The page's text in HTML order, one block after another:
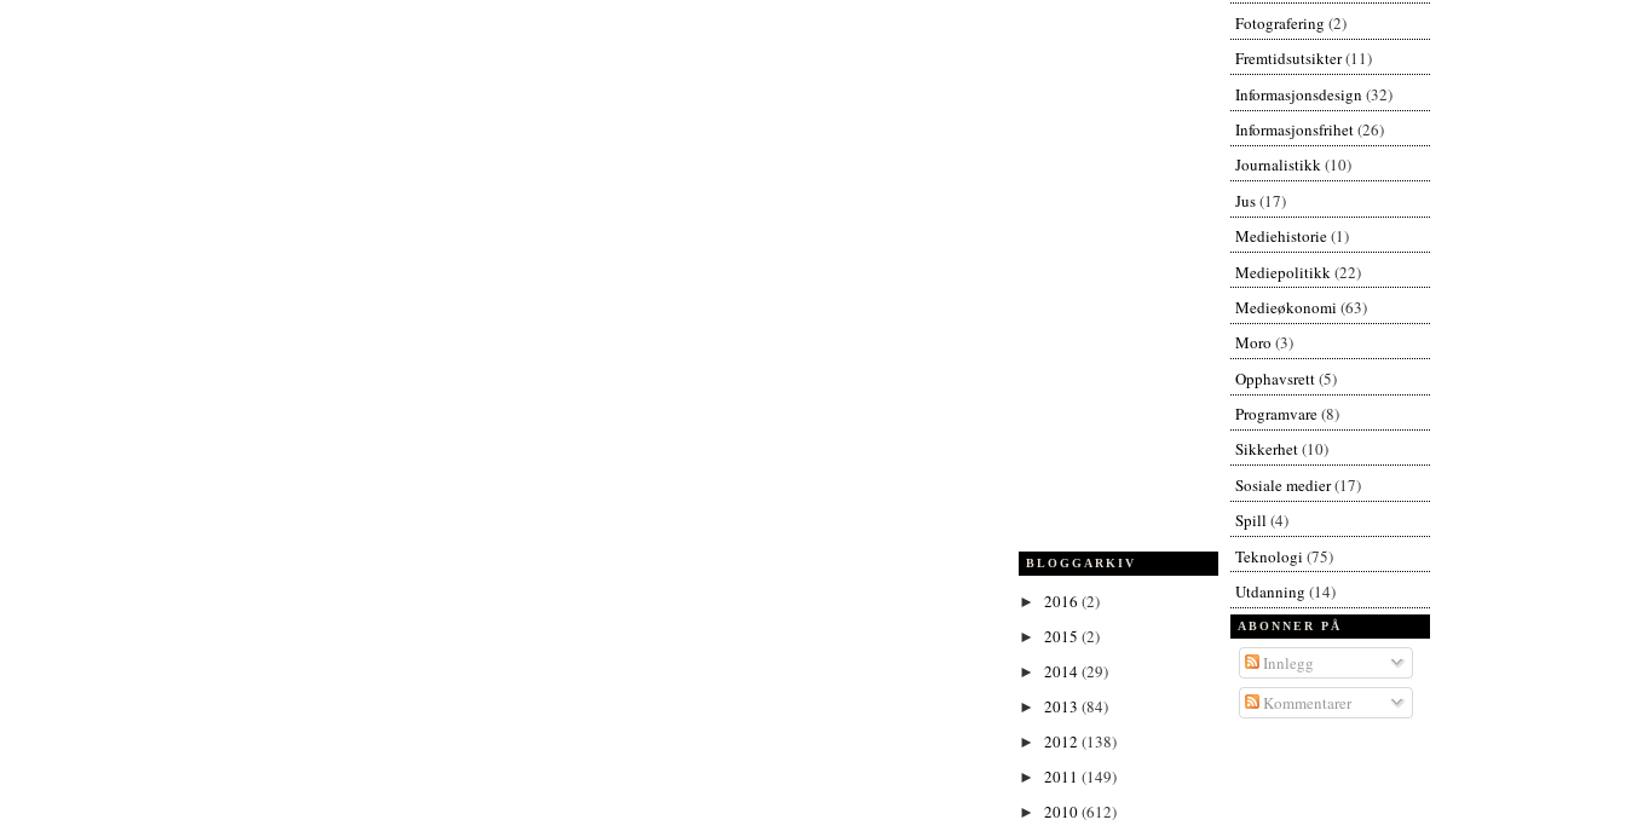
BLOGGARKIV
► 2016 (2)
► 2015 (2)
► 2014(29)
► 2013 (84)
► 2012 (138)
► 2011 (149)
► 2010(612)
Fotografering (2)
Fremtidsutsikter(11)
Informasjonsdesign (32)
Informasjonsfrihet(26)
Journalistikk(10)
Jus(17)
Mediehistorie(1)
Mediepolitikk (22)
Medieøkonomi (63)
Moro (3)
Opphavsrett(5)
Programvare(8)
Sikkerhet(10)
Sosiale medier(17)
Spill (4)
Teknologi (75)
Utdanning (14)
ABONNER PÅ
Innlegg
Kommentarer